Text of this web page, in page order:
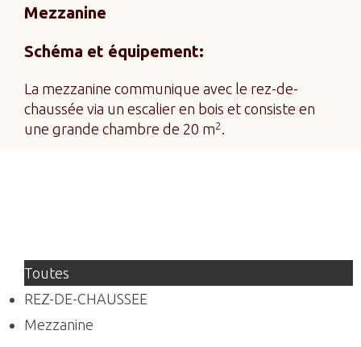
Mezzanine
Schéma et équipement:
La mezzanine communique avec le rez-de-
chaussée via un escalier en bois et consiste en
une grande chambre de 20 m2.
Toutes
REZ-DE-CHAUSSEE
Mezzanine